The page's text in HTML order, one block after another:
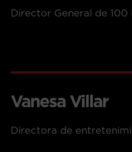
Director General de 100
Vanesa Villar
Directora de